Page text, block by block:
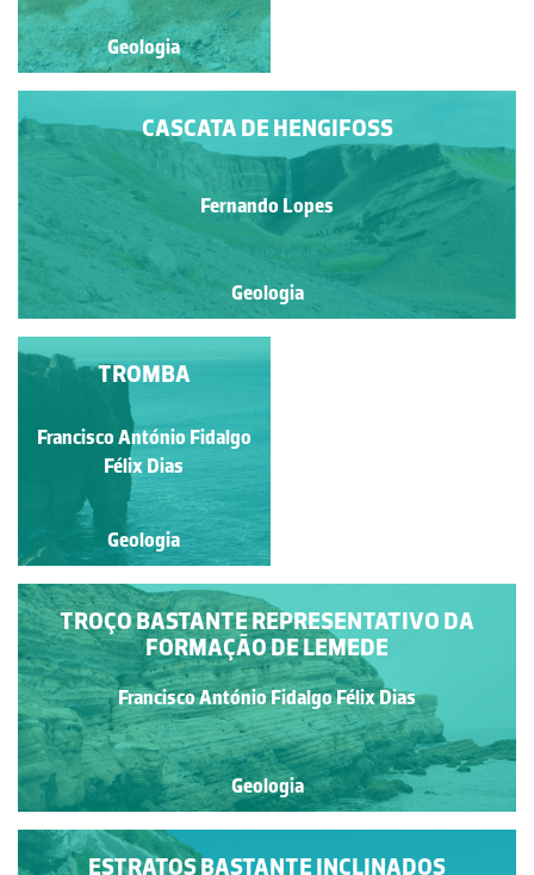
Geologia
CASCATA DE HENGIFOSS
Fernando Lopes
Geologia
Geologia
CORPO ARENÍTICO
Ana Isabel dos Santos
Rebelo
Geologia
TROÇO BASTANTE REPRESENTATIVO DA
FORMAÇÃO DE LEMEDE
Francisco António Fidalgo Félix Dias
Geologia
ESTRATOS BASTANTE INCLINADOS
TROMBA
Francisco António Fidalgo
Félix Dias
Geologia